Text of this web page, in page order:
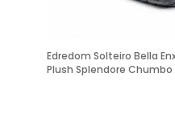
Edredom Solteiro Bella
Plush Splendore Chumbo